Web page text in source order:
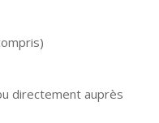
directement auprès